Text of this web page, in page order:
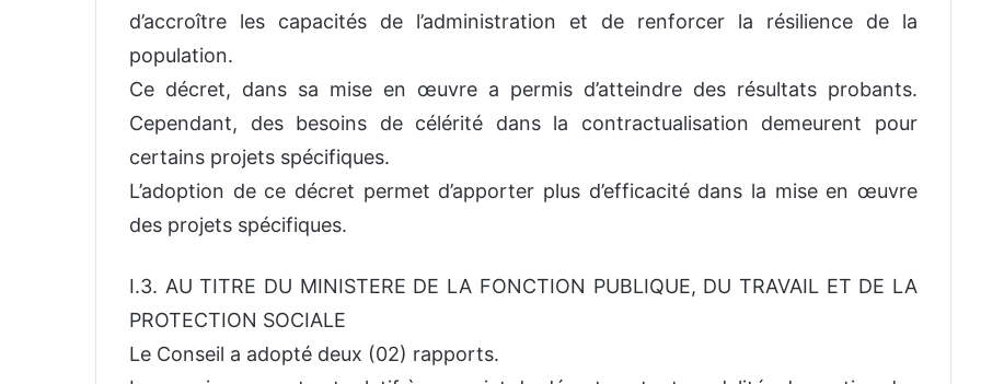
d’accroître les capacités de l’administration et de renforcer la résilience de la
population.
Ce décret, dans sa mise en œuvre a permis d’atteindre des résultats probants.
Cependant, des besoins de célérité dans la contractualisation demeurent pour
certains projets spécifiques.
L’adoption de ce décret permet d’apporter plus d’efficacité dans la mise en œuvre
des projets spécifiques.
I.3. AU TITRE DU MINISTERE DE LA FONCTION PUBLIQUE, DU TRAVAIL ET DE LA
PROTECTION SOCIALE
Le Conseil a adopté deux (02) rapports.